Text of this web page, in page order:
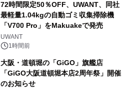
72時間限定50％OFF、UWANT、同社
最軽量1.04kgの自動ゴミ収集掃除機
「V700 Pro」をMakuakeで発売
UWANT
1時間前
大阪・道頓堀の「GiGO」旗艦店
「GiGO大阪道頓堀本店2周年祭」開催
のお知らせ